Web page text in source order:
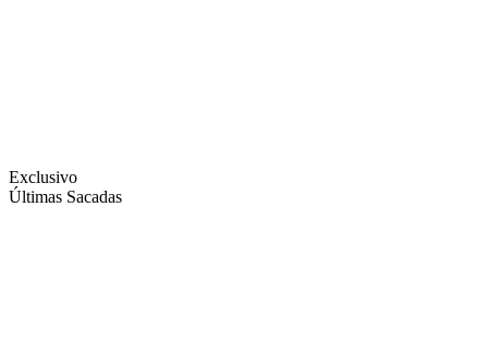
Exclusivo
Últimas Sacadas